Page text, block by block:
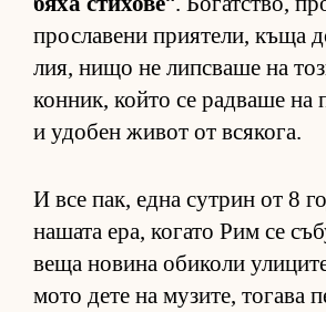
прос­ла­вени при­я­те­ли, къща
лия, нищо не лип­с­ваше на
кон­ник, който се рад­ваше на
и удо­бен жи­вот от вся­ко­га.
И все пак, една сут­рин от 8
на­шата ера, ко­гато Рим се
веща но­вина оби­коли
мото дете на му­зи­те, то­гава